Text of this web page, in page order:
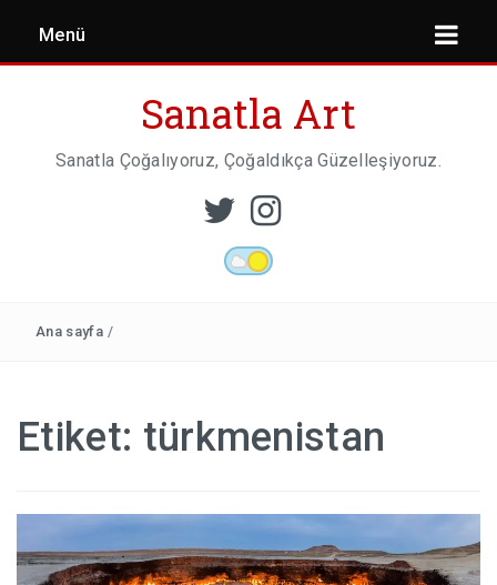
Menü
HABERLER
Sanatla Art
Sanatla Çoğalıyoruz, Çoğaldıkça Güzelleşiyoruz.
Ana sayfa /
Etiket: türkmenistan